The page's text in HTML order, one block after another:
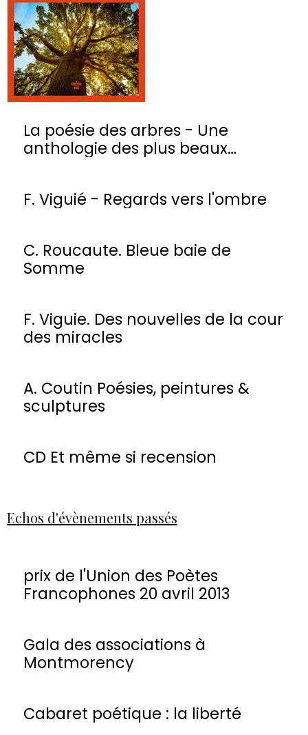
La poésie des arbres - Une
anthologie des plus beaux
F. Viguié - Regards vers l'ombre
C. Roucaute. Bleue baie de
Somme
F. Viguie. Des nouvelles de la cour
des miracles
A. Coutin Poésies, peintures &
sculptures
CD Et même si recension
Echos d'évènements passés
prix de l'Union des Poètes
Francophones 20 avril 2013
Gala des associations à
Montmorency
Cabaret poétique : la liberté